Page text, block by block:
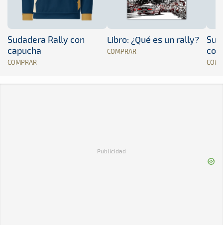
Sudadera Rally con
capucha
COMPRAR
Libro: ¿Qué es un rally?
COMPRAR
Publicidad